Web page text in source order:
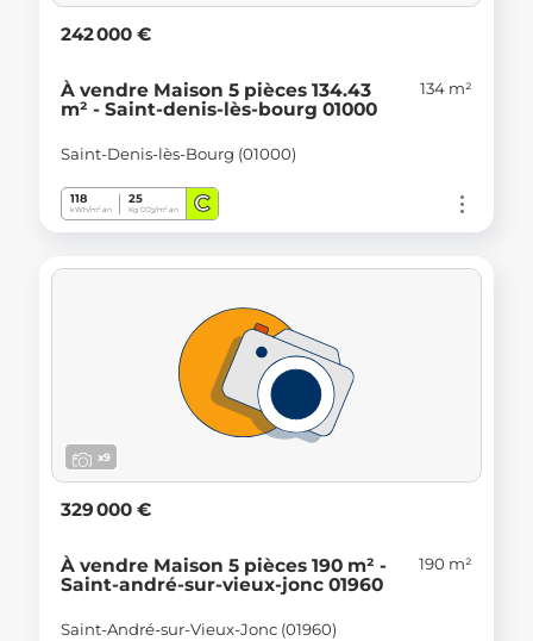
242 000 €
À vendre Maison 5 pièces 134.43
m² - Saint-denis-lès-bourg 01000
134 m²
Saint-Denis-lès-Bourg (01000)
118
kWh/m².an
25
Kg CO2/m².an C
x9
329 000 €
À vendre Maison 5 pièces 190 m² -
Saint-andré-sur-vieux-jonc 01960
190 m²
Saint-André-sur-Vieux-Jonc (01960)